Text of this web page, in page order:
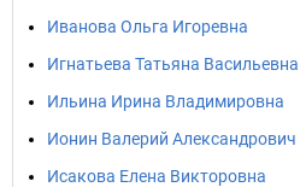
Иванова Ольга Игоревна
Игнатьева Татьяна Васильевна
Ильина Ирина Владимировна
Ионин Валерий Александрович
Исакова Елена Викторовна